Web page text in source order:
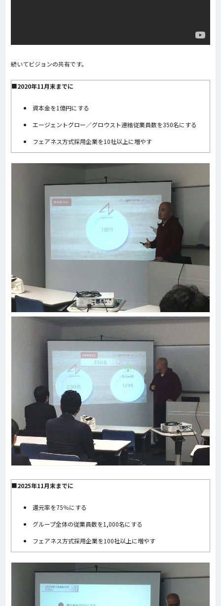
続いてビジョンの共有です。
■2020年11月末までに
資本金を1億円にする
エージェントグロー／グロウスト連結従業員数を350名にする
フェアネス方式採用企業を10社以上に増やす
■2025年11月末までに
還元率を75％にする
グループ全体の従業員数を1,000名にする
フェアネス方式採用企業を100社以上に増やす